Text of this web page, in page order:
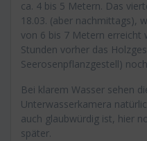
ca. 4 bis 5 Metern. Das
18.03. (aber nachmittags),
von 6 bis 7 Metern erreicht
Stunden vorher das
Seerosenpflanzgestell)
Bei klarem Wasser sehen
Unterwasserkamera
auch glaubwürdig ist, hier
später.